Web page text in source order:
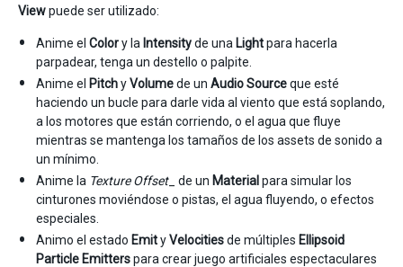
Viewpuede ser utilizado:
Anime el Colory la Intensityde una Lightpara hacerla
parpadear, tenga un destello o palpite.
Anime el PitchyVolumede un Audio Sourceque esté
haciendo un bucle para darle vida al viento que está soplando,
a los motores que están corriendo, o el agua que fluye
mientras se mantenga los tamaños de los assets de sonido a
un mínimo.
Anime la Texture Offset_ de un Material para simular los
cinturones moviéndose o pistas, el agua fluyendo, o efectos
especiales.
Animo el estado EmityVelocitiesde múltiples Ellipsoid
Particle Emitterspara crear juego artificiales espectaculares